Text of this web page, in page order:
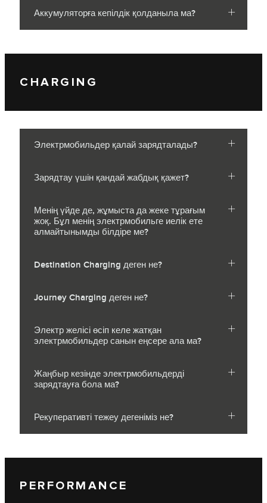
Аккумуляторға кепілдік қолданыла ма?
CHARGING
Электрмобильдер қалай зарядталады?
Зарядтау үшін қандай жабдық қажет?
Менің үйде де, жұмыста да жеке тұрағым
жоқ. Бұл менің электрмобильге иелік ете
алмайтынымды білдіре ме?
Destination Charging деген не?
Journey Charging деген не?
Электр желісі өсіп келе жатқан
электрмобильдер санын еңсере ала ма?
Жаңбыр кезінде электрмобильдерді
зарядтауға бола ма?
Рекуперативті тежеу дегеніміз не?
PERFORMANCE